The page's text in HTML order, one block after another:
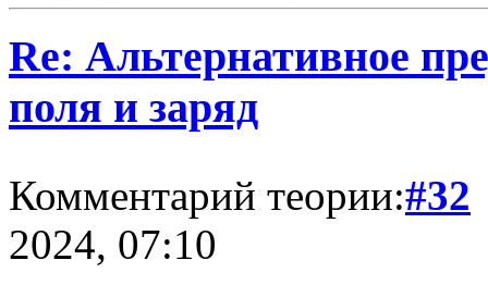
Re: Альтернативное
поля и заряд
Комментарий теории:#32
2024, 07:10